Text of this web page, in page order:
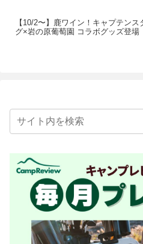
【10/2〜】鹿ワイン！キャプテンス
グ×岩の原葡萄園 コラボグッズ登場